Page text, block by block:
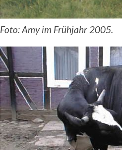
Foto: Amy im Frühjahr 2005.